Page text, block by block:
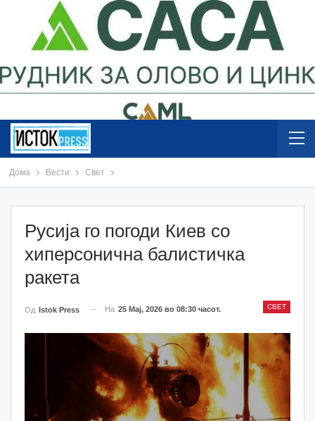
Дома Вести Свет
Русија го погоди Киев со
хиперсонична балистичка
ракета
СВЕТ
Од Istok Press На 25 Мај, 2026 во 08:30 часот.